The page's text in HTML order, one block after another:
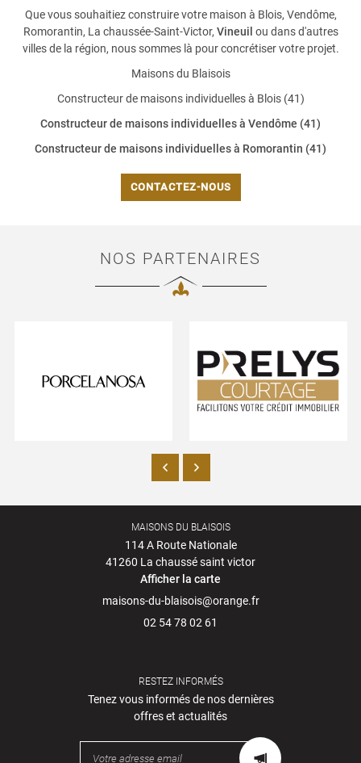
Que vous souhaitiez construire votre maison à Blois, Vendôme,
Romorantin, La chaussée-Saint-Victor, Vineuil ou dans d'autres
villes de la région, nous sommes là pour concrétiser votre projet.
Maisons du Blaisois
Constructeur de maisons individuelles à Blois (41)
Constructeur de maisons individuelles à Vendôme (41)
Constructeur de maisons individuelles à Romorantin (41)
CONTACTEZ-NOUS
NOS PARTENAIRES
MAISONS DU BLAISOIS
114 A Route Nationale
41260 La chaussé saint victor
Afficher la carte
02 54 78 02 61
RESTEZ INFORMÉS
Tenez vous informés de nos dernières
offres et actualités